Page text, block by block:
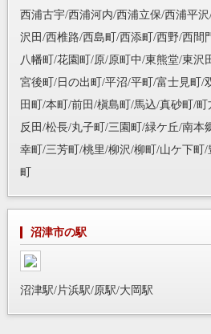
西浦古宇/西浦河内/西浦立保/西浦平
沢田/西椎路/西島町/西添町/西野/西間
八幡町/花園町/原/原町中/東熊堂/東沢
宮後町/日の出町/平沼/平町/富士見町/
田町/本町/前田/槇島町/馬込/真砂町/
反田/松長/丸子町/三園町/緑ケ丘/南本
幸町/三芳町/桃里/柳沢/柳町/山ケ下町
町
沼津市の駅
沼津駅/片浜駅/原駅/大岡駅